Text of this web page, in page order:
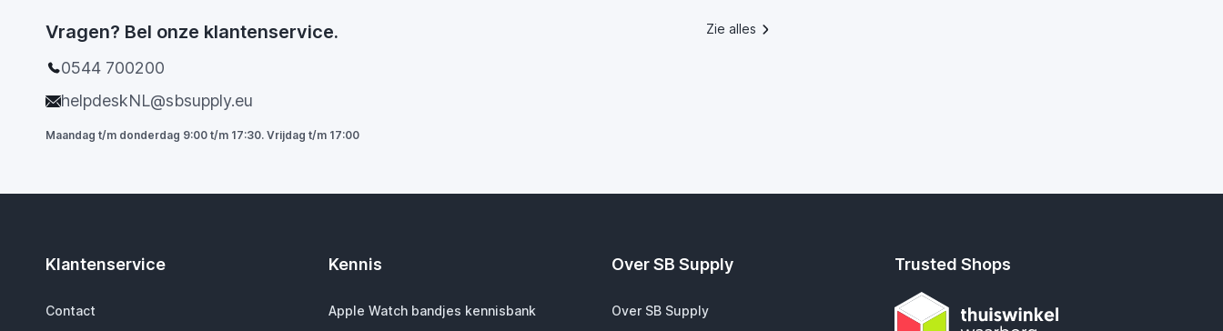
Vragen? Bel onze klantenservice.
0544 700200
helpdeskNL@sbsupply.eu
Maandag t/m donderdag 9:00 t/m 17:30. Vrijdag t/m 17:00
Zie alles
Klantenservice
Contact
Kennis
Apple Watch bandjes kennisbank
Over SB Supply
Over SB Supply
Trusted Shops